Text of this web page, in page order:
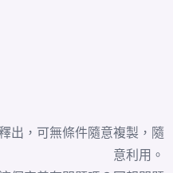
出，可無條件隨意複製，隨
意利用。